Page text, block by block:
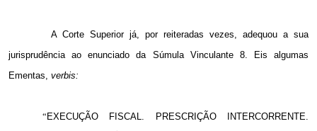
A Corte Superior já, por reiteradas vezes, adequou a sua
jurisprudência ao enunciado da Súmula Vinculante 8. Eis algumas
Ementas, verbis:
“EXECUÇÃO FISCAL. PRESCRIÇÃO INTERCORRENTE.